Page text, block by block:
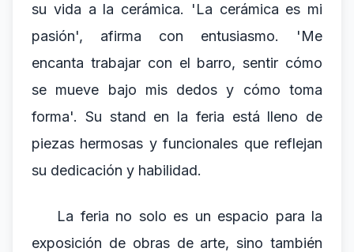
su vida a la cerámica. 'La cerámica es mi
pasión', afirma con entusiasmo. 'Me
encanta trabajar con el barro, sentir cómo
se mueve bajo mis dedos y cómo toma
forma'. Su stand en la feria está lleno de
piezas hermosas y funcionales que reflejan
su dedicación y habilidad.
La feria no solo es un espacio para la
exposición de obras de arte, sino también